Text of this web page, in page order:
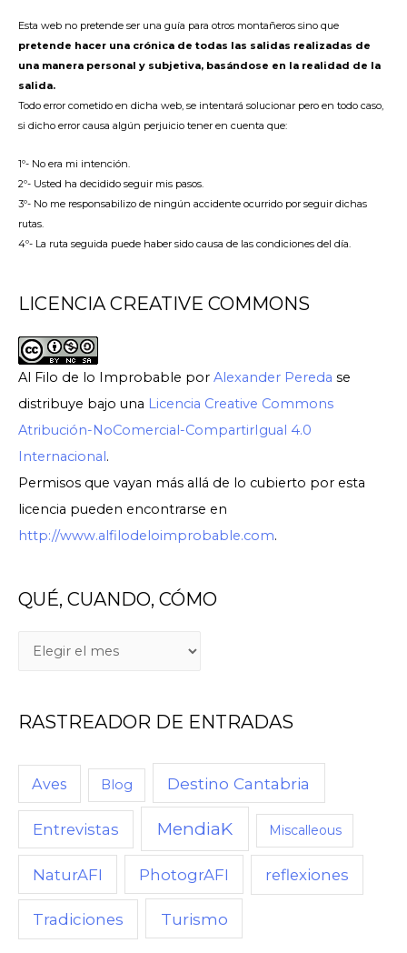
Esta web no pretende ser una guía para otros montañeros sino que
pretende hacer una crónica de todas las salidas realizadas de
una manera personal y subjetiva, basándose en la realidad de la
salida.
Todo error cometido en dicha web, se intentará solucionar pero en todo caso,
si dicho error causa algún perjuicio tener en cuenta que:
1º- No era mi intención.
2º- Usted ha decidido seguir mis pasos.
3º- No me responsabilizo de ningún accidente ocurrido por seguir dichas
rutas.
4º- La ruta seguida puede haber sido causa de las condiciones del día.
LICENCIA CREATIVE COMMONS
Al Filo de lo Improbable por Alexander Pereda se
distribuye bajo una Licencia Creative Commons
Atribución-NoComercial-CompartirIgual 4.0
Internacional.
Permisos que vayan más allá de lo cubierto por esta
licencia pueden encontrarse en
http://www.alfilodeloimprobable.com.
QUÉ, CUANDO, CÓMO
RASTREADOR DE ENTRADAS
Aves Blog Destino Cantabria
Entrevistas MendiaK Miscalleous
NaturAFI PhotogrAFI reflexiones
Tradiciones Turismo